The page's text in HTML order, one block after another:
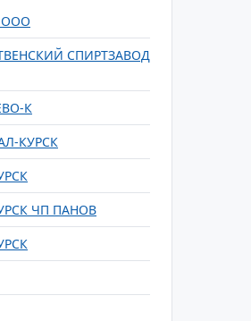
СПИРТЗАВОД
К
КУРСК
ЧП ПАНОВ